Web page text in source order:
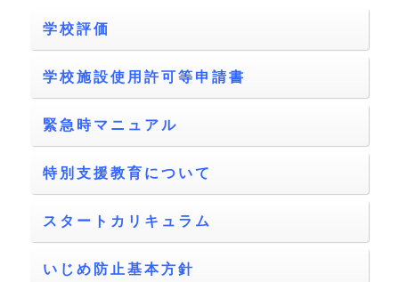
学校評価
学校施設使用許可等申請書
緊急時マニュアル
特別支援教育について
スタートカリキュラム
いじめ防止基本方針